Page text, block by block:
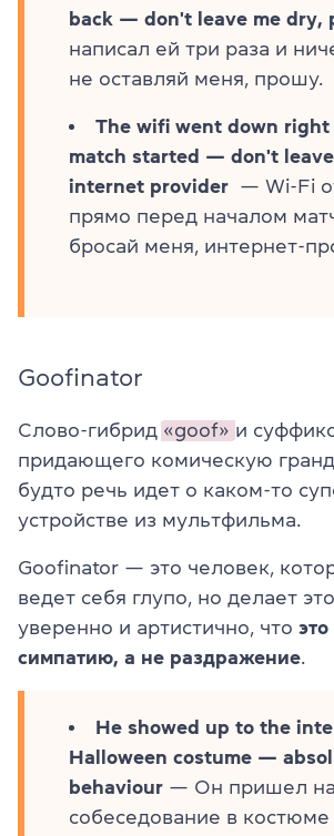
back — don't leave me dry,
написал ей три раза и
не оставляй меня, прошу.
The wifi went down
match started — don't
internet provider — Wi-Fi
прямо перед началом
бросай меня, интернет-
Goofinator
Слово-гибрид «goof» и
придающего комическую
будто речь идет о каком-то
устройстве из мультфильма.
Goofinator — это человек,
ведет себя глупо, но делает
уверенно и артистично, что
симпатию, а не раздражение.
He showed up to the
Halloween costume —
behaviour — Он пришел на
собеседование в